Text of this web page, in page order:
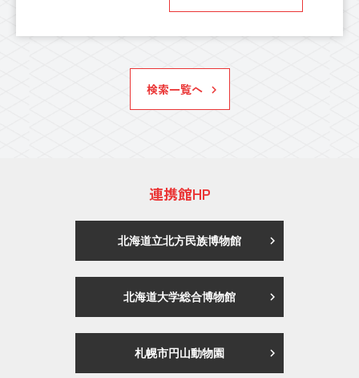
検索一覧へ
連携館HP
北海道立北方民族博物館
北海道大学総合博物館
札幌市円山動物園